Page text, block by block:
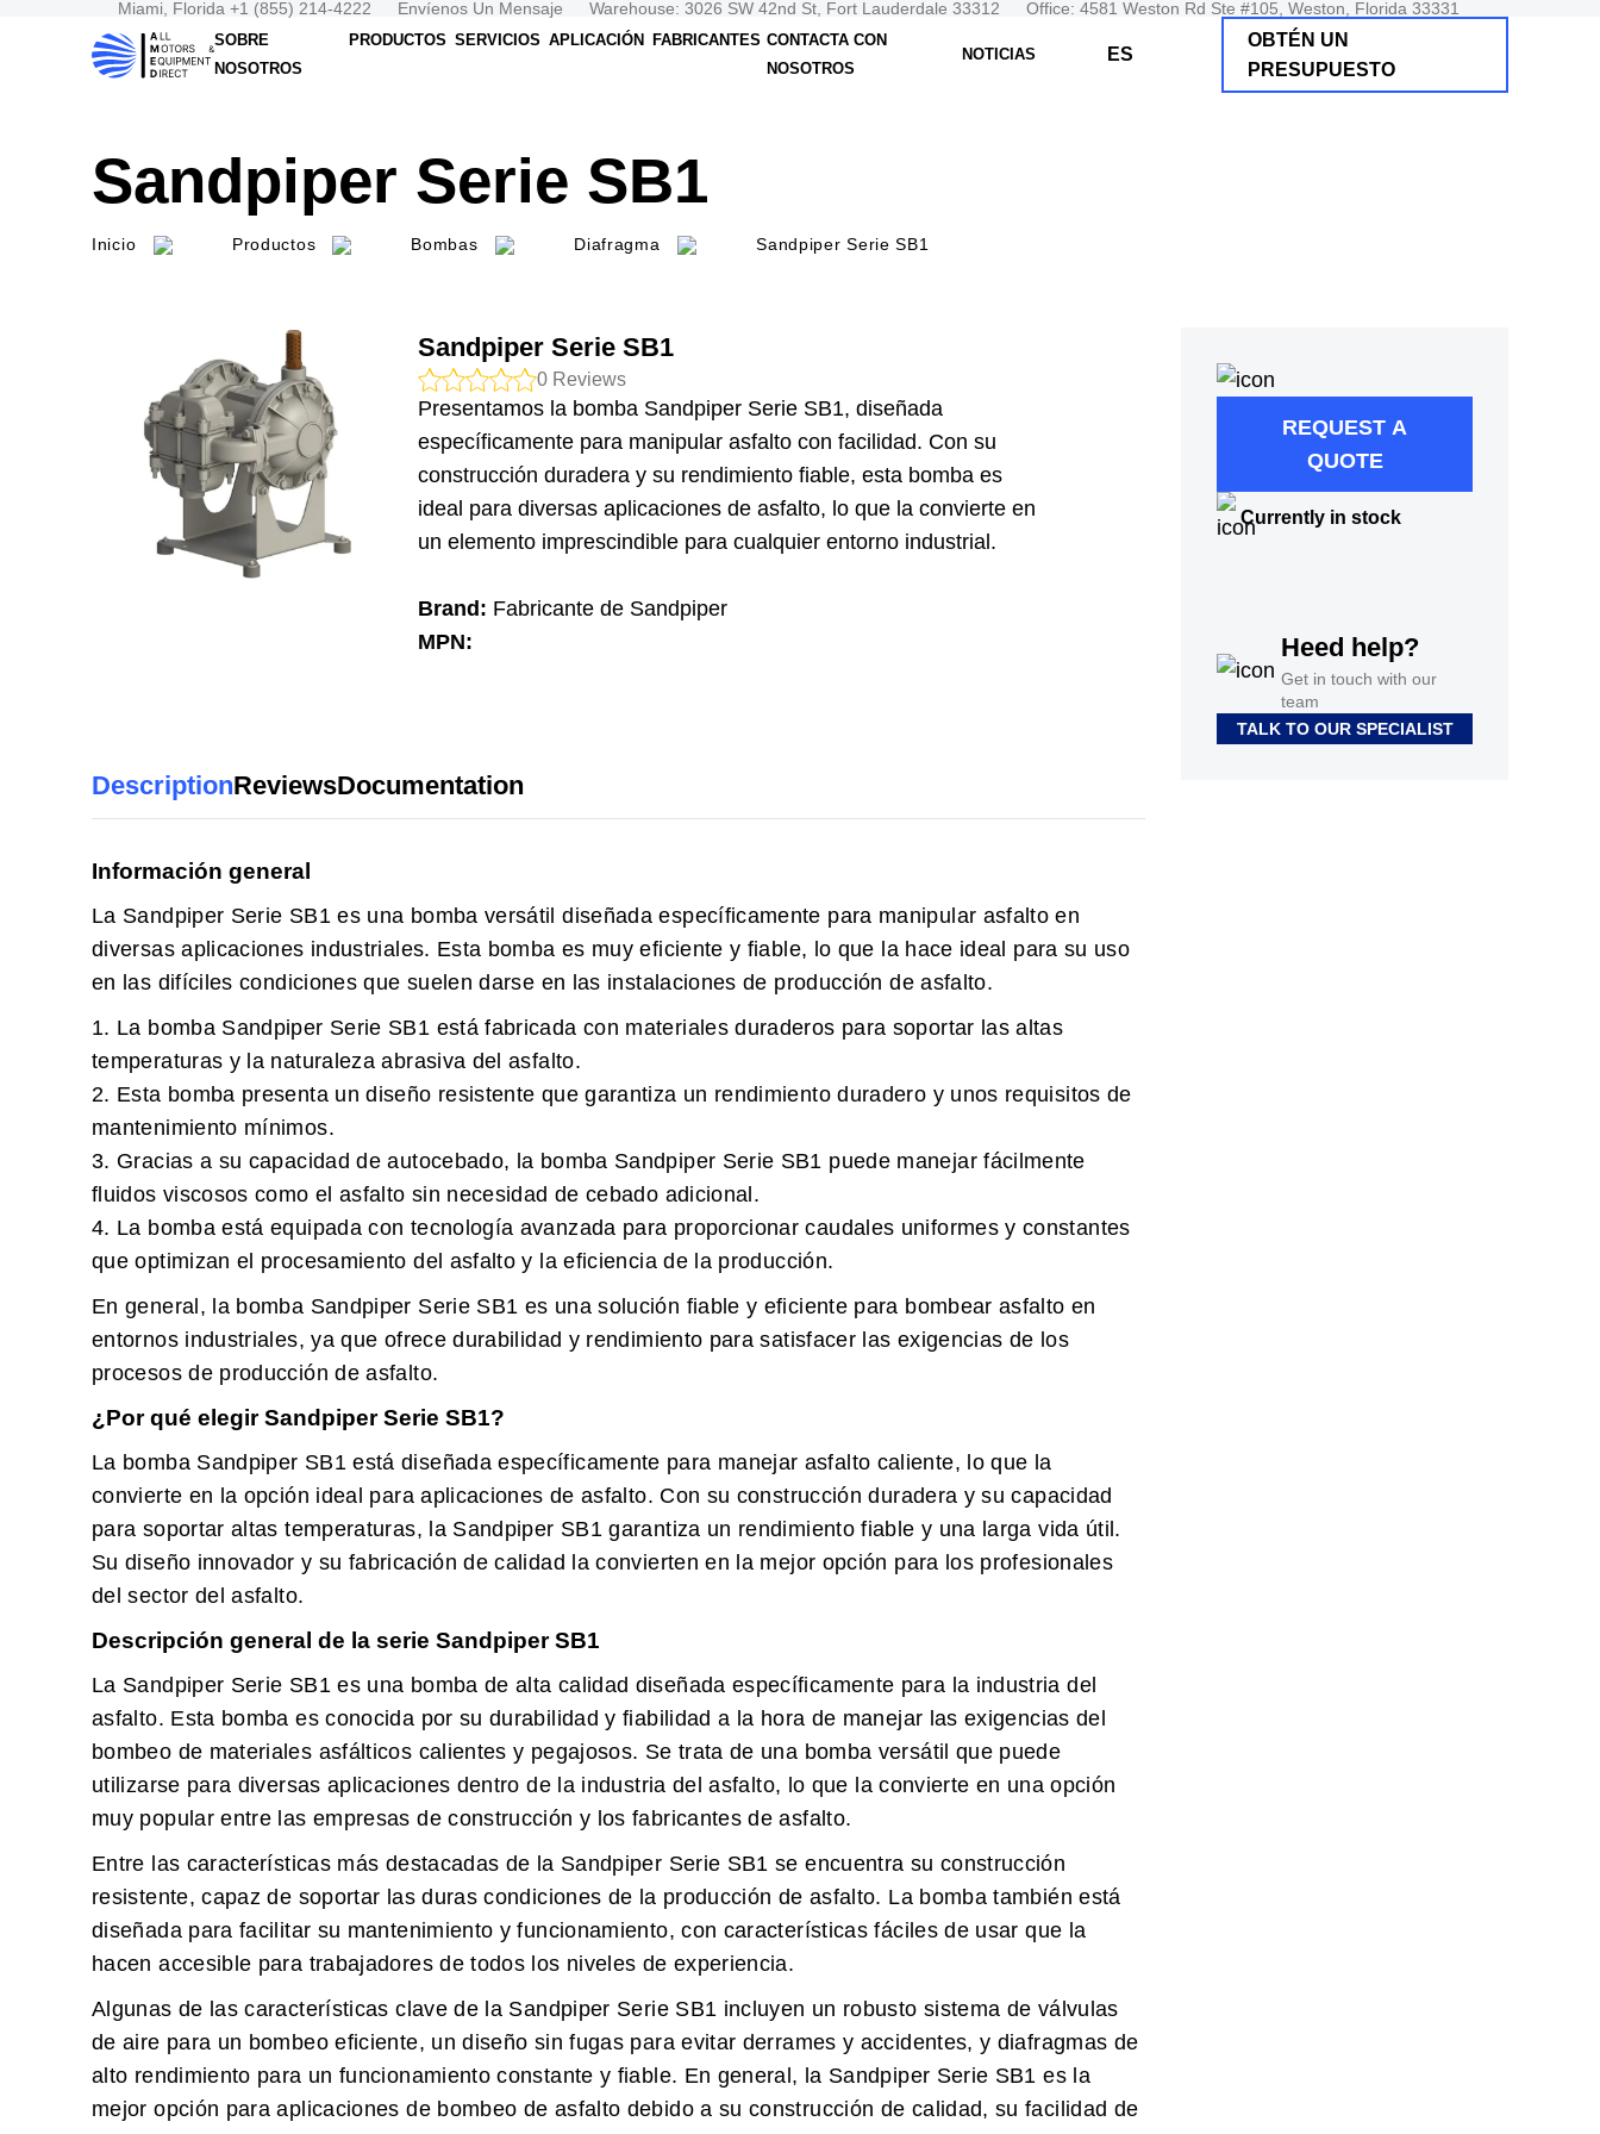
Miami, Florida +1 (855) 214-4222 Envíenos Un Mensaje Warehouse: 3026 SW 42nd St, Fort Lauderdale 33312 Office: 4581 Weston Rd Ste #105, Weston, Florida 33331
SOBRE
NOSOTROS
PRODUCTOS SERVICIOS APLICACIÓN FABRICANTES CONTACTA CON
NOSOTROS
NOTICIAS ES
OBTÉN UN
PRESUPUESTO
Sandpiper Serie SB1
Inicio Productos Bombas Diafragma Sandpiper Serie SB1
Sandpiper Serie SB1
0 Reviews
Presentamos la bomba Sandpiper Serie SB1, diseñada
específicamente para manipular asfalto con facilidad. Con su
construcción duradera y su rendimiento fiable, esta bomba es
ideal para diversas aplicaciones de asfalto, lo que la convierte en
un elemento imprescindible para cualquier entorno industrial.
Brand: Fabricante de Sandpiper
MPN:
DescriptionReviewsDocumentation
Información general
La Sandpiper Serie SB1 es una bomba versátil diseñada específicamente para manipular asfalto en
diversas aplicaciones industriales. Esta bomba es muy eficiente y fiable, lo que la hace ideal para su uso
en las difíciles condiciones que suelen darse en las instalaciones de producción de asfalto.
1. La bomba Sandpiper Serie SB1 está fabricada con materiales duraderos para soportar las altas
temperaturas y la naturaleza abrasiva del asfalto.
2. Esta bomba presenta un diseño resistente que garantiza un rendimiento duradero y unos requisitos de
mantenimiento mínimos.
3. Gracias a su capacidad de autocebado, la bomba Sandpiper Serie SB1 puede manejar fácilmente
fluidos viscosos como el asfalto sin necesidad de cebado adicional.
4. La bomba está equipada con tecnología avanzada para proporcionar caudales uniformes y constantes
que optimizan el procesamiento del asfalto y la eficiencia de la producción.
En general, la bomba Sandpiper Serie SB1 es una solución fiable y eficiente para bombear asfalto en
entornos industriales, ya que ofrece durabilidad y rendimiento para satisfacer las exigencias de los
procesos de producción de asfalto.
¿Por qué elegir Sandpiper Serie SB1?
La bomba Sandpiper SB1 está diseñada específicamente para manejar asfalto caliente, lo que la
convierte en la opción ideal para aplicaciones de asfalto. Con su construcción duradera y su capacidad
para soportar altas temperaturas, la Sandpiper SB1 garantiza un rendimiento fiable y una larga vida útil.
Su diseño innovador y su fabricación de calidad la convierten en la mejor opción para los profesionales
del sector del asfalto.
Descripción general de la serie Sandpiper SB1
La Sandpiper Serie SB1 es una bomba de alta calidad diseñada específicamente para la industria del
asfalto. Esta bomba es conocida por su durabilidad y fiabilidad a la hora de manejar las exigencias del
bombeo de materiales asfálticos calientes y pegajosos. Se trata de una bomba versátil que puede
utilizarse para diversas aplicaciones dentro de la industria del asfalto, lo que la convierte en una opción
muy popular entre las empresas de construcción y los fabricantes de asfalto.
Entre las características más destacadas de la Sandpiper Serie SB1 se encuentra su construcción
resistente, capaz de soportar las duras condiciones de la producción de asfalto. La bomba también está
diseñada para facilitar su mantenimiento y funcionamiento, con características fáciles de usar que la
hacen accesible para trabajadores de todos los niveles de experiencia.
Algunas de las características clave de la Sandpiper Serie SB1 incluyen un robusto sistema de válvulas
de aire para un bombeo eficiente, un diseño sin fugas para evitar derrames y accidentes, y diafragmas de
alto rendimiento para un funcionamiento constante y fiable. En general, la Sandpiper Serie SB1 es la
mejor opción para aplicaciones de bombeo de asfalto debido a su construcción de calidad, su facilidad de
REQUEST A
QUOTE
Currently in stock
Heed help?
Get in touch with our
team
TALK TO OUR SPECIALIST